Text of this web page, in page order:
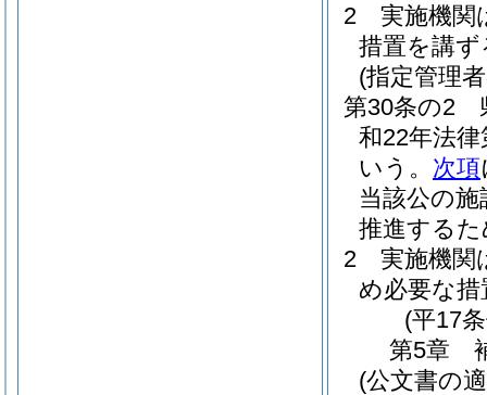
2
実施機関
措置を講
(指定管理
第30条の2
和22年法律
いう。 次項
当該公の
推進する
2
実施機関
め必要な
(平17
第5章
(公文書の